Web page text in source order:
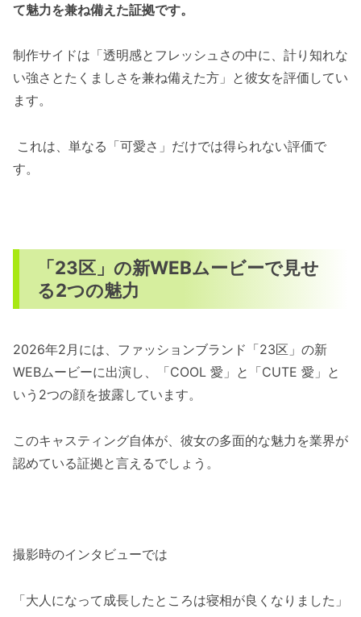
て魅力を兼ね備えた証拠です。
制作サイドは「透明感とフレッシュさの中に、計り知れな
い強さとたくましさを兼ね備えた方」と彼女を評価してい
ます。
これは、単なる「可愛さ」だけでは得られない評価で
す。
「23区」の新WEBムービーで見せ
る2つの魅力
2026年2月には、ファッションブランド「23区」の新
WEBムービーに出演し、「COOL 愛」と「CUTE 愛」と
いう2つの顔を披露しています。
このキャスティング自体が、彼女の多面的な魅力を業界が
認めている証拠と言えるでしょう。
撮影時のインタビューでは
「大人になって成長したところは寝相が良くなりました」